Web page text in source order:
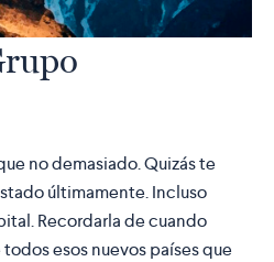
no demasiado. Quizás te
últimamente. Incluso
Recordarla de cuando
esos nuevos países que